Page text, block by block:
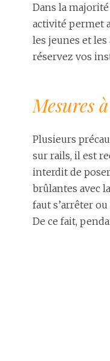
Dans la
activité permet
les jeunes et
réservez vos
Mesures
Plusieurs
sur rails, il est
interdit de
brûlantes avec
faut s’arrêter
De ce fait,